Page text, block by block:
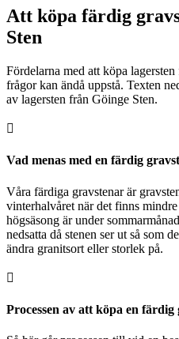
Att köpa färdig
Sten
Fördelarna med att köpa
frågor kan ändå uppstå. Texten
av lagersten från Göinge Sten.

Vad menas med en färdig
Våra färdiga gravstenar är
vinterhalvåret när det finns
högsäsong är under
nedsatta då stenen ser ut så som
ändra granitsort eller storlek på.

Processen av att köpa en färdig